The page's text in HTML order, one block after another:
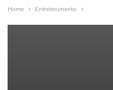
Home Entretenimento